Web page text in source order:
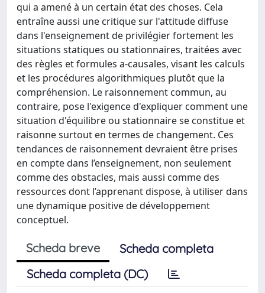
qui a amené à un certain état des choses. Cela
entraîne aussi une critique sur l'attitude diffuse
dans l'enseignement de privilégier fortement les
situations statiques ou stationnaires, traitées avec
des règles et formules a-causales, visant les calculs
et les procédures algorithmiques plutôt que la
compréhension. Le raisonnement commun, au
contraire, pose l'exigence d'expliquer comment une
situation d'équilibre ou stationnaire se constitue et
raisonne surtout en termes de changement. Ces
tendances de raisonnement devraient être prises
en compte dans l’enseignement, non seulement
comme des obstacles, mais aussi comme des
ressources dont l’apprenant dispose, à utiliser dans
une dynamique positive de développement
conceptuel.
Scheda breve
Scheda completa
Scheda completa (DC)